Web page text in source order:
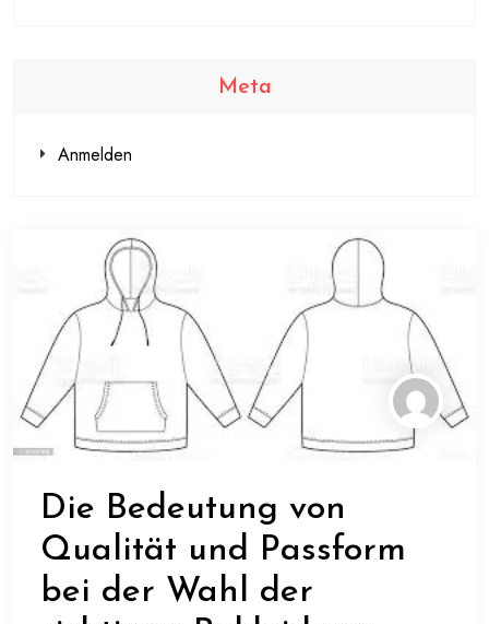
Die Bedeutung von
Qualität und Passform
bei der Wahl der
Meta
Anmelden